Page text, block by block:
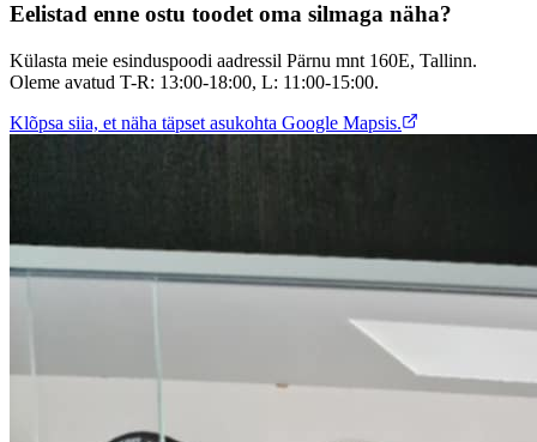
Eelistad enne ostu toodet oma silmaga näha?
Külasta meie esinduspoodi aadressil Pärnu mnt 160E, Tallinn.
Oleme avatud T-R: 13:00-18:00, L: 11:00-15:00.
Klõpsa siia, et näha täpset asukohta Google Mapsis.